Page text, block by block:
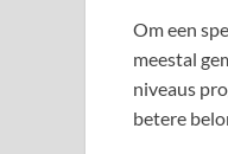
Om een
meestal
niveaus
betere